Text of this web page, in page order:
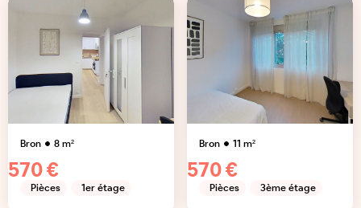
Bron 8m²
570 €
Pièces 1er étage
Bron 11 m²
570 €
Pièces 3ème étage